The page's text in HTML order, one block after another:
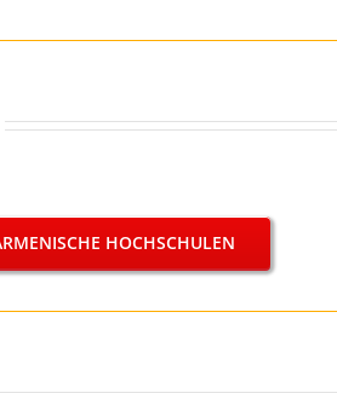
HOCHSCHULEN